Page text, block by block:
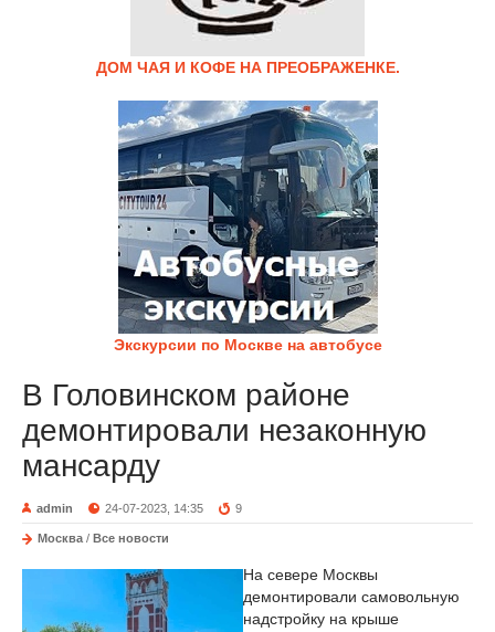
ДОМ ЧАЯ И КОФЕ НА ПРЕОБРАЖЕНКЕ.
Экскурсии по Москве на автобусе
В Головинском районе
демонтировали незаконную
мансарду
admin 24-07-2023, 14:35 9
Москва / Все новости
На севере Москвы
демонтировали самовольную
надстройку на крыше